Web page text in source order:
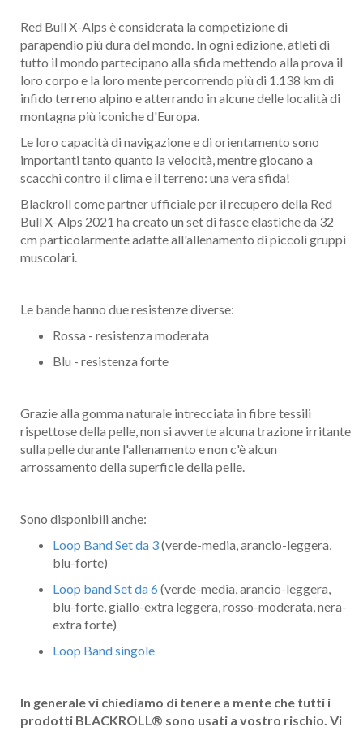
Red Bull X-Alps è considerata la competizione di
parapendio più dura del mondo. In ogni edizione, atleti di
tutto il mondo partecipano alla sfida mettendo alla prova il
loro corpo e la loro mente percorrendo più di 1.138 km di
infido terreno alpino e atterrando in alcune delle località di
montagna più iconiche d'Europa.
Le loro capacità di navigazione e di orientamento sono
importanti tanto quanto la velocità, mentre giocano a
scacchi contro il clima e il terreno: una vera sfida!
Blackroll come partner ufficiale per il recupero della Red
Bull X-Alps 2021 ha creato un set di fasce elastiche da 32
cm particolarmente adatte all'allenamento di piccoli gruppi
muscolari.
Le bande hanno due resistenze diverse:
Rossa - resistenza moderata
Blu - resistenza forte
Grazie alla gomma naturale intrecciata in fibre tessili
rispettose della pelle, non si avverte alcuna trazione irritante
sulla pelle durante l'allenamento e non c'è alcun
arrossamento della superficie della pelle.
Sono disponibili anche:
Loop Band Set da 3(verde-media, arancio-leggera,
blu-forte)
Loop band Set da 6 (verde-media, arancio-leggera,
blu-forte, giallo-extra leggera, rosso-moderata, nera-
extra forte)
Loop Band singole
In generale vi chiediamo di tenere a mente che tutti i
prodotti BLACKROLL ® sono usati a vostro rischio. Vi